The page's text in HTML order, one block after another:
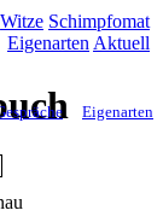
Witze Schimpfomat
Eigenarten Aktuell
Eigenarten